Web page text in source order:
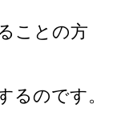
ことの方
るのです。